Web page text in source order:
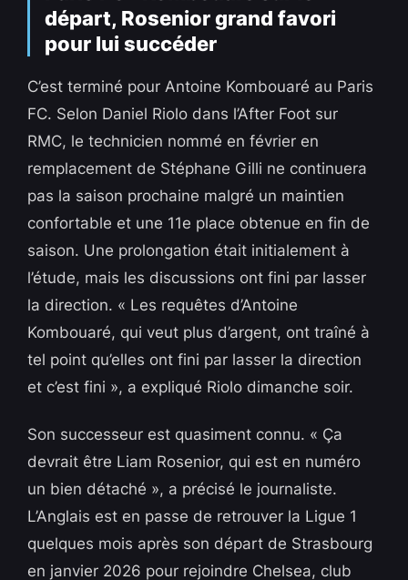
départ, Rosenior grand favori
pour lui succéder
C’est terminé pour Antoine Kombouaré au Paris
FC. Selon Daniel Riolo dans l’After Foot sur
RMC, le technicien nommé en février en
remplacement de Stéphane Gilli ne continuera
pas la saison prochaine malgré un maintien
confortable et une 11e place obtenue en fin de
saison. Une prolongation était initialement à
l’étude, mais les discussions ont fini par lasser
la direction. « Les requêtes d’Antoine
Kombouaré, qui veut plus d’argent, ont traîné à
tel point qu’elles ont fini par lasser la direction
et c’est fini », a expliqué Riolo dimanche soir.
Son successeur est quasiment connu. « Ça
devrait être Liam Rosenior, qui est en numéro
un bien détaché », a précisé le journaliste.
L’Anglais est en passe de retrouver la Ligue 1
quelques mois après son départ de Strasbourg
en janvier 2026 pour rejoindre Chelsea, club